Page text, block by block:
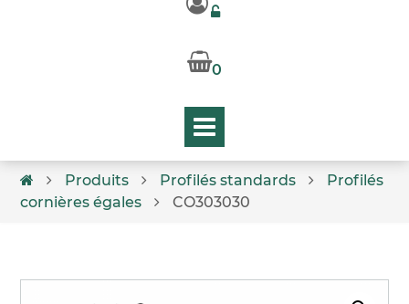
0
Produits Profilés standards
Profilés
cornières égales
CO303030